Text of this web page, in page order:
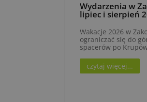
Wydarzenia w
lipiec i sierpień
Wakacje 2026 w
ograniczać się do
spacerów po
czytaj więcej...